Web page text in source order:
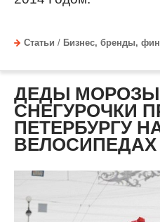
Статьи / Бизнес, бренды,
ДЕДЫ МОРОЗЫ
СНЕГУРОЧКИ
ПЕТЕРБУРГУ
ВЕЛОСИПЕДАХ